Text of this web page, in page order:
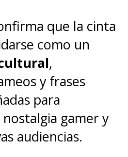
que la cinta
como un
,
y frases
para
gamer y
audiencias.